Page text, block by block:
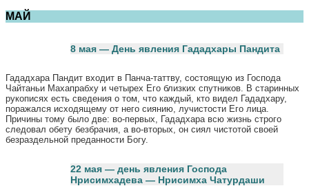
МАЙ
8 мая —День явления Гададхары Пандита
Гададхара Пандит входит в Панча-таттву, состоящую из Господа
Чайтаньи Махапрабху и четырех Его близких спутников. В старинных
рукописях есть сведения о том, что каждый, кто видел Гададхару,
поражался исходящему от него сиянию, лучистости Его лица.
Причины тому было две: во-первых, Гададхара всю жизнь строго
следовал обету безбрачия, а во-вторых, он сиял чистотой своей
безраздельной преданности Богу.
22 мая — день явления Господа
Нрисимхадева — Нрисимха Чатурдаши